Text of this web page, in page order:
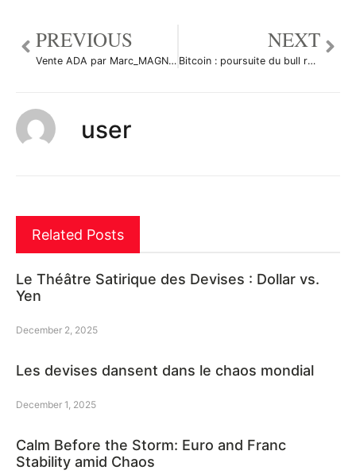
PREVIOUS
Vente ADA par Marc_MAGNON
NEXT
Bitcoin : poursuite du bull run ? par gamesoftroll
user
Related Posts
Le Théâtre Satirique des Devises : Dollar vs.
Yen
December 2, 2025
Les devises dansent dans le chaos mondial
December 1, 2025
Calm Before the Storm: Euro and Franc
Stability amid Chaos